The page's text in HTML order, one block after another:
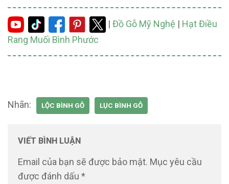
| Đồ Gỗ Mỹ Nghệ | Hạt Điều
Rang Muối Bình Phước
Nhãn: LỘC BÌNH GỖ LỤC BÌNH GỖ
VIẾT BÌNH LUẬN
Email của bạn sẽ được bảo mật. Mục yêu cầu
được đánh dấu *